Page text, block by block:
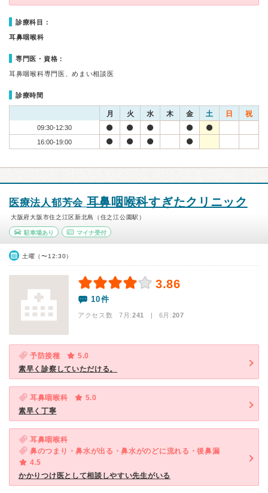
診療科目：
耳鼻咽喉科
専門医・資格：
耳鼻咽喉科専門医、めまい相談医
診療時間
月 火 水 木 金 土 日 祝
09:30-12:30
16:00-19:00
医療法人郁芳会 耳鼻咽喉科すぎたクリニック
大阪府大阪市住之江区新北島（住之江公園駅）
駐車場あり マイナ受付
土曜（〜12:30）
3.86
10件
アクセス数 7月:241 | 6月:207
予防接種
5.0
素早く診察していただける。
耳鼻咽喉科
5.0
素早く丁寧
耳鼻咽喉科
鼻のつまり・鼻水が出る・鼻水がのどに流れる・後鼻漏
4.5
かかりつけ医として相談しやすい先生がいる